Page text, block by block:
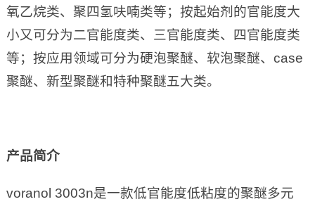
氧乙烷类、聚四氢呋喃类等；按起始剂的官能度大
小又可分为二官能度类、三官能度类、四官能度类
等；按应用领域可分为硬泡聚醚、软泡聚醚、case
聚醚、新型聚醚和特种聚醚五大类。
产品简介
voranol 3003n是一款低官能度低粘度的聚醚多元